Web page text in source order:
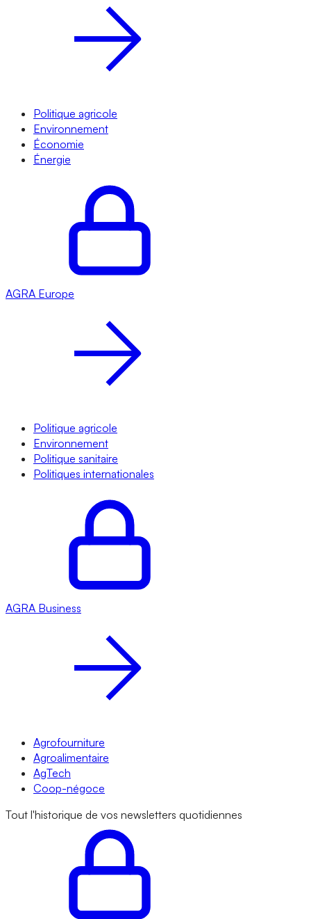
Politique agricole
Environnement
Économie
Énergie
AGRA Europe
Politique agricole
Environnement
Politique sanitaire
Politiques internationales
AGRA Business
Agrofourniture
Agroalimentaire
AgTech
Coop-négoce
Tout l'historique de vos newsletters quotidiennes